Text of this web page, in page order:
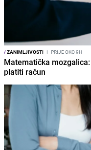
/ZANIMLJIVOSTI I PRIJE OKO 9H
Matematička
platiti račun